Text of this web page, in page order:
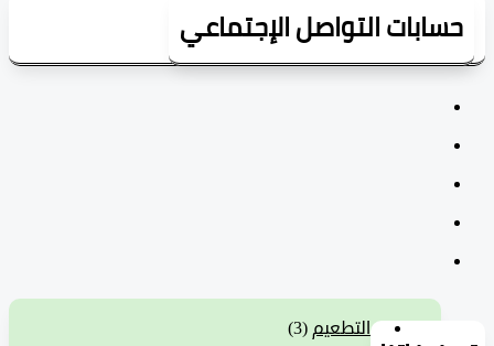
التواصل الإجتماعي
التطعيم(3)